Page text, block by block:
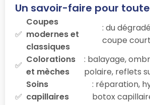
Un savoir-faire pour
Coupes
modernes et
classiques
: du
coupe
Colorations
et mèches
: balayage,
polaire, reflets
Soins
capillaires
: réparation,
botox